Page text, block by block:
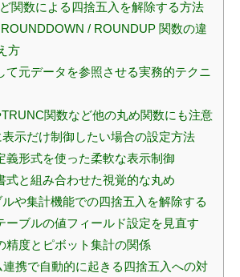
関数による四捨五入を解除する方法
/ ROUNDUP 関数の違
方
て元データを参照させる実務的テクニ
関数など他の丸め関数にも注意
示だけ制御したい場合の設定方法
義形式を使った柔軟な表示制御
式と組み合わせた視覚的な丸め
や集計機能での四捨五入を解除する
ーブルの値フィールド設定を見直す
精度とピボット集計の関係
携で自動的に起きる四捨五入への対